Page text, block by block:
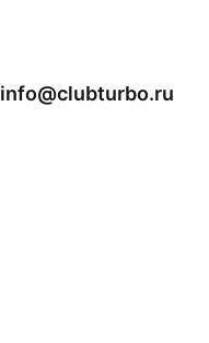
info@clubturbo.ru